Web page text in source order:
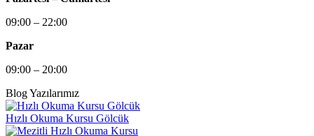
09:00 – 22:00
Pazar
09:00 – 20:00
Blog Yazılarımız
Hızlı Okuma Kursu Gölcük